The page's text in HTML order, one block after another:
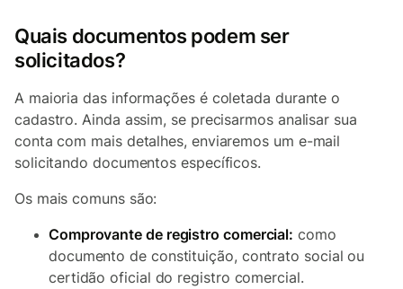
Quais documentos podem ser
solicitados?
A maioria das informações é coletada durante o
cadastro. Ainda assim, se precisarmos analisar sua
conta com mais detalhes, enviaremos um e-mail
solicitando documentos específicos.
Os mais comuns são:
Comprovante de registro comercial: como
documento de constituição, contrato social ou
certidão oficial do registro comercial.